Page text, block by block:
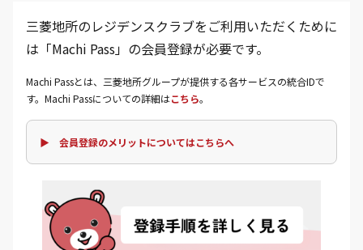
三菱地所のレジデンスクラブをご利用いただくために
は「Machi Pass」の会員登録が必要です。
Machi Passとは、三菱地所グループが提供する各サービスの統合IDで
す。Machi Passについての詳細はこちら。
▶ 会員登録のメリットについてはこちらへ